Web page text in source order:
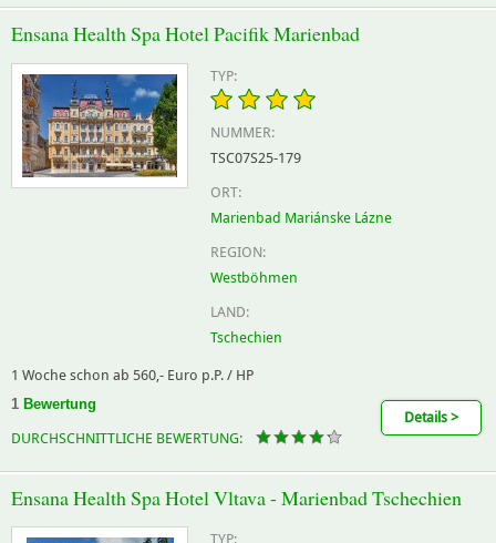
Ensana Health Spa Hotel Pacifik Marienbad
TYP:
NUMMER:
TSC07S25-179
ORT:
Marienbad Mariánske Lázne
REGION:
Westböhmen
LAND:
Tschechien
1 Woche schon ab 560,- Euro p.P. / HP
1 Bewertung
DURCHSCHNITTLICHE BEWERTUNG:
Details >
Ensana Health Spa Hotel Vltava - Marienbad Tschechien
TYP: